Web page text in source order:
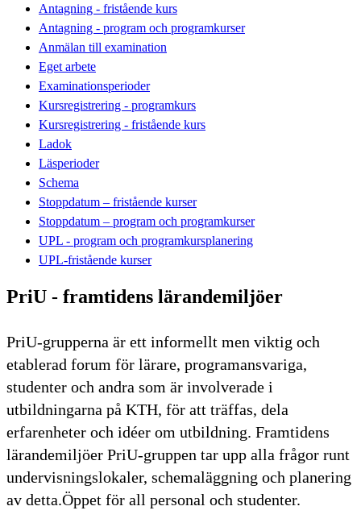
Antagning - fristående kurs
Antagning - program och programkurser
Anmälan till examination
Eget arbete
Examinationsperioder
Kursregistrering - programkurs
Kursregistrering - fristående kurs
Ladok
Läsperioder
Schema
Stoppdatum – fristående kurser
Stoppdatum – program och programkurser
UPL - program och programkursplanering
UPL-fristående kurser
PriU - framtidens lärandemiljöer
PriU-grupperna är ett informellt men viktig och
etablerad forum för lärare, programansvariga,
studenter och andra som är involverade i
utbildningarna på KTH, för att träffas, dela
erfarenheter och idéer om utbildning. Framtidens
lärandemiljöer PriU-gruppen tar upp alla frågor runt
undervisningslokaler, schemaläggning och planering
av detta.Öppet för all personal och studenter.